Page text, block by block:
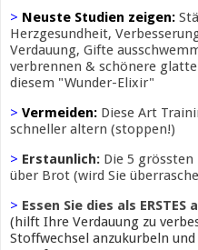
> Neuste Studien zeigen:
Herzgesundheit,
Verdauung, Gifte
verbrennen & schönere
diesem "Wunder-Elixir"
> Vermeiden: Diese Art
schneller altern (stoppen!)
> Erstaunlich: Die 5
über Brot (wird Sie
> Essen Sie dies als ERSTES
(hilft Ihre Verdauung zu
Stoffwechsel anzukurbeln und